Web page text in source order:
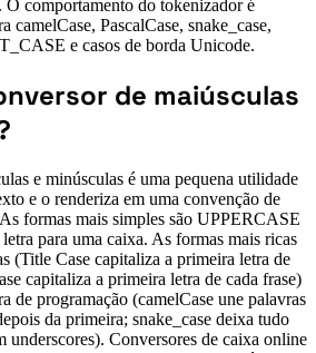
O comportamento do tokenizador é
camelCase, PascalCase, snake_case,
e casos de borda Unicode.
de maiúsculas
e minúsculas é uma pequena utilidade
e o renderiza em uma convenção de
formas mais simples são UPPERCASE
para uma caixa. As formas mais ricas
(Title Case capitaliza a primeira letra de
capitaliza a primeira letra de cada frase)
de programação (camelCase une palavras
da primeira; snake_case deixa tudo
underscores). Conversores de caixa online